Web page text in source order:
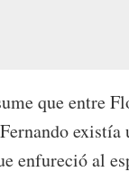
que entre
existía
enfureció al